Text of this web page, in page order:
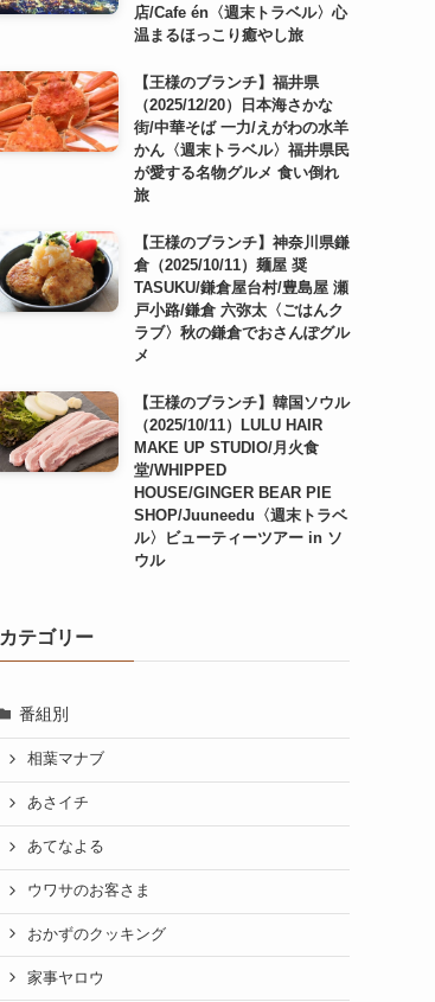
店/Cafe én〈週末トラベル〉心
温まるほっこり癒やし旅
【王様のブランチ】福井県
（2025/12/20）日本海さかな
街/中華そば 一力/えがわの水羊
かん〈週末トラベル〉福井県民
が愛する名物グルメ 食い倒れ
旅
【王様のブランチ】神奈川県鎌
倉（2025/10/11）麺屋 奨
TASUKU/鎌倉屋台村/豊島屋 瀬
戸小路/鎌倉 六弥太〈ごはんク
ラブ〉秋の鎌倉でおさんぽグル
メ
【王様のブランチ】韓国ソウル
（2025/10/11）LULU HAIR
MAKE UP STUDIO/月火食
堂/WHIPPED
HOUSE/GINGER BEAR PIE
SHOP/Juuneedu〈週末トラベ
ル〉ビューティーツアー in ソ
ウル
カテゴリー
番組別
相葉マナブ
あさイチ
あてなよる
ウワサのお客さま
おかずのクッキング
家事ヤロウ